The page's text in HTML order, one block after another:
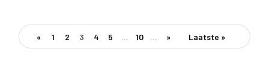
« 1 2 3 4 5 10 » Laatste »